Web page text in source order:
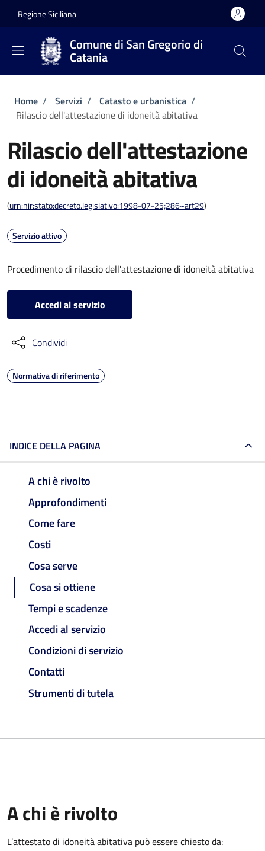
Regione Siciliana
Comune di San Gregorio di
Catania
Briciole di pane
Home / Servizi / Catasto e urbanistica /
Rilascio dell'attestazione di idoneità abitativa
Rilascio dell'attestazione
di idoneità abitativa
(urn:nir:stato:decreto.legislativo:1998-07-25;286~art29)
Servizio attivo
Procedimento di rilascio dell'attestazione di idoneità abitativa
Accedi al servizio
Condividi
Normativa di riferimento
INDICE DELLA PAGINA
A chi è rivolto
Approfondimenti
Come fare
Costi
Cosa serve
Cosa si ottiene
Tempi e scadenze
Accedi al servizio
Condizioni di servizio
Contatti
Strumenti di tutela
A chi è rivolto
L’attestato di idoneità abitativa può essere chiesto da: